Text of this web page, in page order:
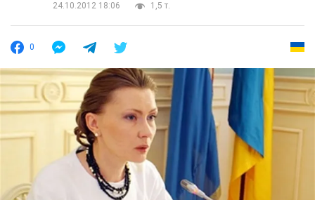
24.10.2012 18:06
1,5 т.
0